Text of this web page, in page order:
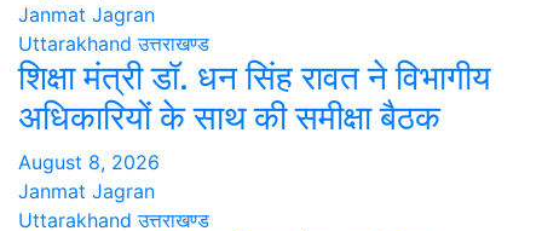
Janmat Jagran
Uttarakhand उत्तराखण्ड
शिक्षा मंत्री डॉ. धन सिंह रावत ने विभागीय
अधिकारियों के साथ की समीक्षा बैठक
August 8, 2026
Janmat Jagran
Uttarakhand उत्तराखण्ड